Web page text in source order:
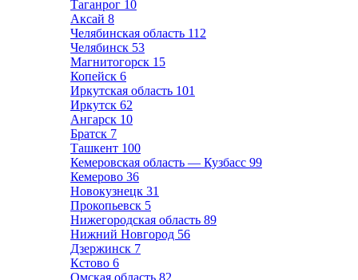
Таганрог 10
Аксай 8
Челябинская область 112
Челябинск 53
Магнитогорск 15
Копейск 6
Иркутская область 101
Иркутск 62
Ангарск 10
Братск 7
Ташкент 100
Кемеровская область — Кузбасс 99
Кемерово 36
Новокузнецк 31
Прокопьевск 5
Нижегородская область 89
Нижний Новгород 56
Дзержинск 7
Кстово 6
Омская область 82